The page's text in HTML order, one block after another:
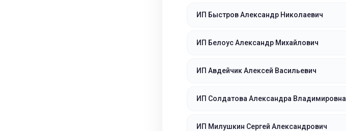
ИП Быстров Александр Николаевич
ИП Белоус Александр Михайлович
ИП Авдейчик Алексей Васильевич
ИП Солдатова Александра Владимировна
ИП Милушкин Сергей Александрович